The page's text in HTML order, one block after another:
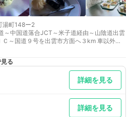
湯町148ー2
～中国道落合JCT～米子道経由～山陰道出雲
～国道９号を出雲市方面へ３km 車以外／
玉造温泉駅下車、 無料シャトルバス送迎有
神中国自動車道経由落合JCTから米子道山陰
玉造ＩＣ～国道９号を出雲市方面へ３km 車
００台無料 車以外／玉造高速バス停も送迎
る
詳細を見る
詳細を見る